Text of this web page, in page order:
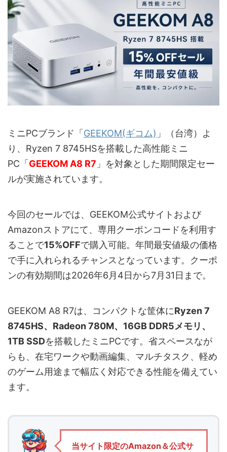
ミニPCブランド「 GEEKOM(ギコム) 」（台湾）よ
り、Ryzen 7 8745HSを搭載した高性能ミニ
PC「 GEEKOM A8 R7 」を対象とした期間限定セー
ルが実施されています。
今回のセールでは、GEEKOM公式サイトおよび
Amazonストアにて、専用クーポンコードを利用す
ることで15%OFFで購入可能。年間最安値級の価格
で手に入れられるチャンスとなっています。クーポ
ンの有効期間は2026年6月4日から7月31日まで。
GEEKOM A8 R7は、コンパクトな筐体にRyzen 7
8745HS、Radeon 780M、16GB DDR5メモリ、
1TB SSDを搭載したミニPCです。省スペースなが
らも、在宅ワークや動画編集、マルチタスク、軽め
のゲーム用途まで幅広く対応できる性能を備えてい
ます。
当サイト限定のAmazon＆公式サ